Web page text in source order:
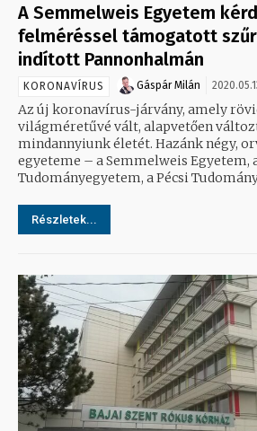
A Semmelweis Egyetem
felméréssel támogatott
indított Pannonhalmán
KORONAVÍRUS Gáspár Milán
Az új koronavírus-járvány, amely
világméretűvé vált, alapvetően
mindannyiunk életét. Hazánk négy,
egyeteme – a Semmelweis Egyetem,
Tudományegyetem, a Pécsi
Részletek...